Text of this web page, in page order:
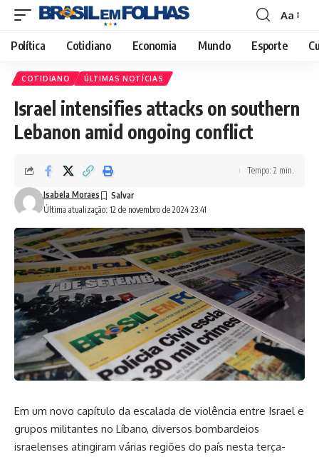
Font
Resizer
Aa
Política Cotidiano Economia Mundo Esporte
COTIDIANO ÚLTIMAS NOTÍCIAS
Israel intensifies attacks on southern
Lebanon amid ongoing conflict
Última atualização: 12 de novembro de 2024 23:41
Isabela Moraes
Tempo: 2 min.
Em um novo capítulo da escalada de violência entre Israel e
grupos militantes no Líbano, diversos bombardeios
israelenses atingiram várias regiões do país nesta terça-